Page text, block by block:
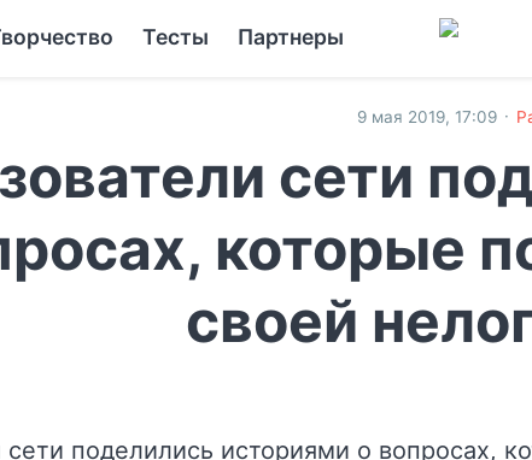
Тесты Партнеры
9 мая 2019, 17:09 ·
сети
которые
своей